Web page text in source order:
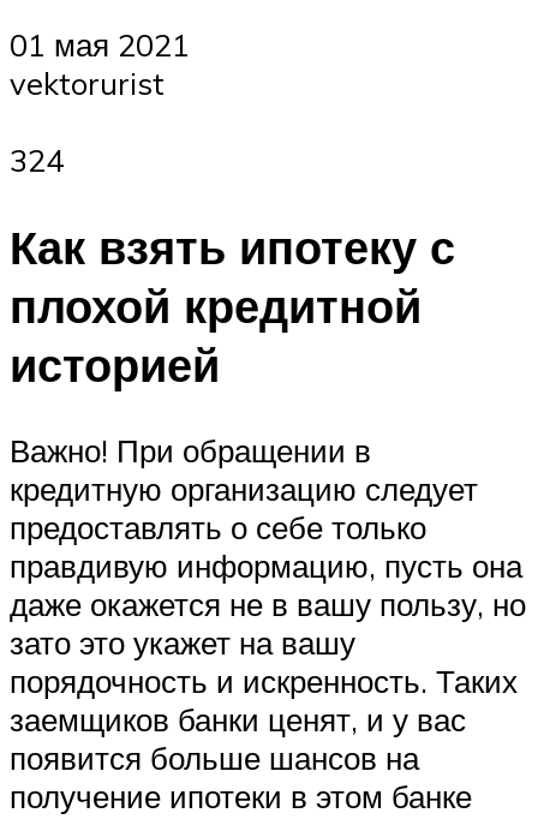
01 мая 2021
vektorurist
324
Как взять ипотеку с
плохой кредитной
историей
Важно! При обращении в
кредитную организацию следует
предоставлять о себе только
правдивую информацию, пусть она
даже окажется не в вашу пользу, но
зато это укажет на вашу
порядочность и искренность. Таких
заемщиков банки ценят, и у вас
появится больше шансов на
получение ипотеки в этом банке